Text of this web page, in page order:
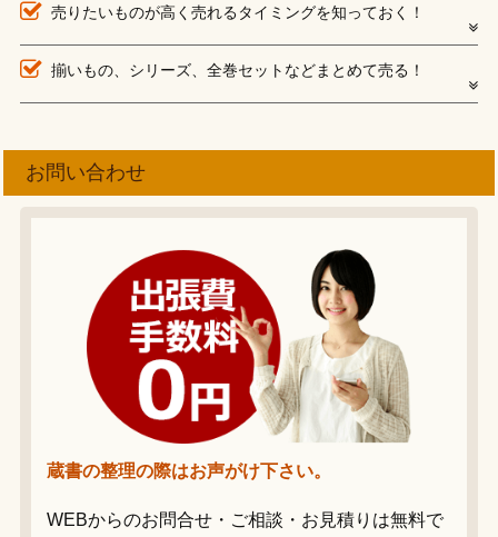
売りたいものが高く売れるタイミングを知っておく！
揃いもの、シリーズ、全巻セットなどまとめて売る！
お問い合わせ
蔵書の整理の際はお声がけ下さい。
WEBからのお問合せ・ご相談・お見積りは無料で